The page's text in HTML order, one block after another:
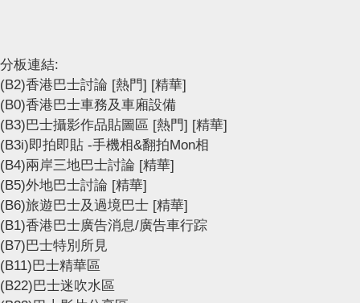
分板連結:
(B2)香港巴士討論 [熱門] [精華]
(B0)香港巴士車務及車廂設備
(B3)巴士攝影作品貼圖區 [熱門] [精華]
(B3i)即拍即貼 -手機相&翻拍Mon相
(B4)兩岸三地巴士討論 [精華]
(B5)外地巴士討論 [精華]
(B6)旅遊巴士及過境巴士 [精華]
(B1)香港巴士廣告消息/廣告車行踪
(B7)巴士特別所見
(B11)巴士精華區
(B22)巴士迷吹水區